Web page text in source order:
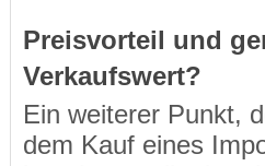
Preisvorteil und
Verkaufswert?
Ein weiterer Punkt,
dem Kauf eines